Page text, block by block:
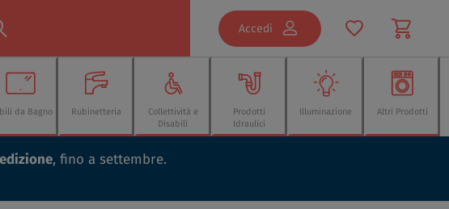
Accedi
da Bagno Rubinetteria
Collettività e
Disabili
Prodotti
Idraulici
Illuminazione Altri Prodotti
, fino a settembre.